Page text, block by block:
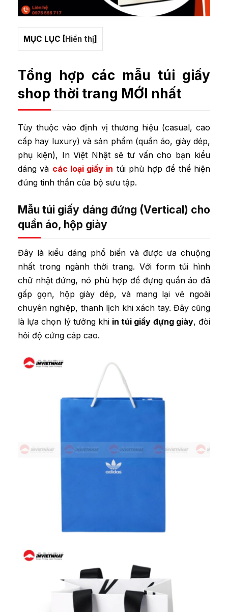
MỤC LỤC [Hiển thị]
Tổng hợp các mẫu túi giấy
shop thời trang MỚI nhất
Tùy thuộc vào định vị thương hiệu (casual, cao
cấp hay luxury) và sản phẩm (quần áo, giày dép,
phụ kiện), In Việt Nhật sẽ tư vấn cho bạn kiểu
dáng và các loại giấy in túi phù hợp để thể hiện
đúng tinh thần của bộ sưu tập.
Mẫu túi giấy dáng đứng (Vertical) cho
quần áo, hộp giày
Đây là kiểu dáng phổ biến và được ưa chuộng
nhất trong ngành thời trang. Với form túi hình
chữ nhật đứng, nó phù hợp để đựng quần áo đã
gấp gọn, hộp giày dép, và mang lại vẻ ngoài
chuyên nghiệp, thanh lịch khi xách tay. Đây cũng
là lựa chọn lý tưởng khi in túi giấy đựng giày, đòi
hỏi độ cứng cáp cao.